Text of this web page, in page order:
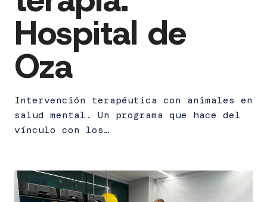
Hospital de
Oza
Intervención terapéutica con animales en
salud mental. Un programa que hace del
vínculo con los…